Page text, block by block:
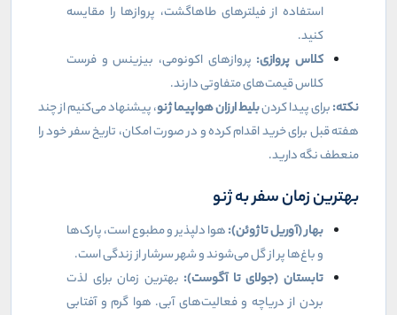
استفاده از فیلترهای طاهاگشت، پروازها را مقایسه
کنید.
کلاس پروازی: پروازهای اکونومی، بیزینس و فرست
کلاس قیمت‌های متفاوتی دارند.
نکته:برای پیدا کردنبلیط ارزان هواپیما ژنو، پیشنهاد می‌کنیم از چند
هفته قبل برای خرید اقدام کرده و در صورت امکان، تاریخ سفر خود را
منعطف نگه دارید.
بهترین زمان سفر به ژنو
بهار (آوریل تا ژوئن):هوا دلپذیر و مطبوع است، پارک‌ها
و باغ‌ها پر از گل می‌شوند و شهر سرشار از زندگی است.
تابستان (جولای تا آگوست): بهترین زمان برای لذت
بردن از دریاچه و فعالیت‌های آبی. هوا گرم و آفتابی